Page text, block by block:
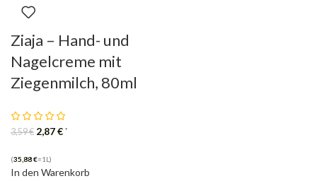
Ziaja – Hand- und
Nagelcreme mit
Ziegenmilch, 80ml
3,59€ 2,87€ *
(35,88€=1L)
In den Warenkorb